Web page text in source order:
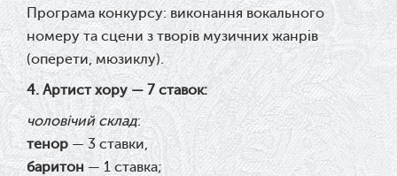
Програма конкурсу: виконання вокального
номеру та сцени з творів музичних жанрів
(оперети, мюзиклу).
4. Артист хору — 7 ставок:
чоловічий склад:
тенор— 3 ставки,
баритон— 1 ставка;